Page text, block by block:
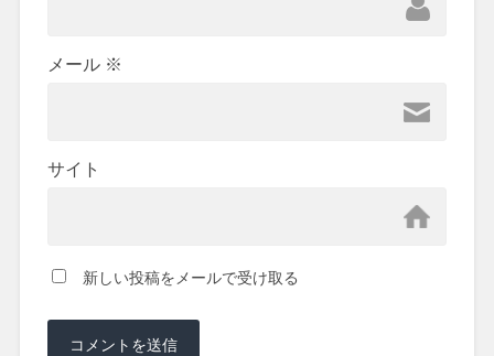
メール ※
サイト
新しい投稿をメールで受け取る